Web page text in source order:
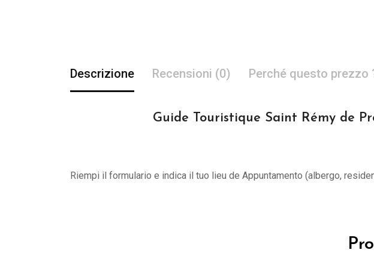
Descrizione Recensioni (0) Perché questo prezzo
Guide Touristique Saint Rémy de
Riempi il formulario e indica il tuo lieu de Appuntamento (albergo,